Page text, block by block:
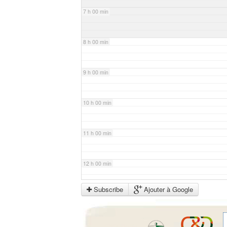
7 h 00 min
8 h 00 min
9 h 00 min
10 h 00 min
11 h 00 min
12 h 00 min
13 h 00 min
Subscribe Ajouter à Google